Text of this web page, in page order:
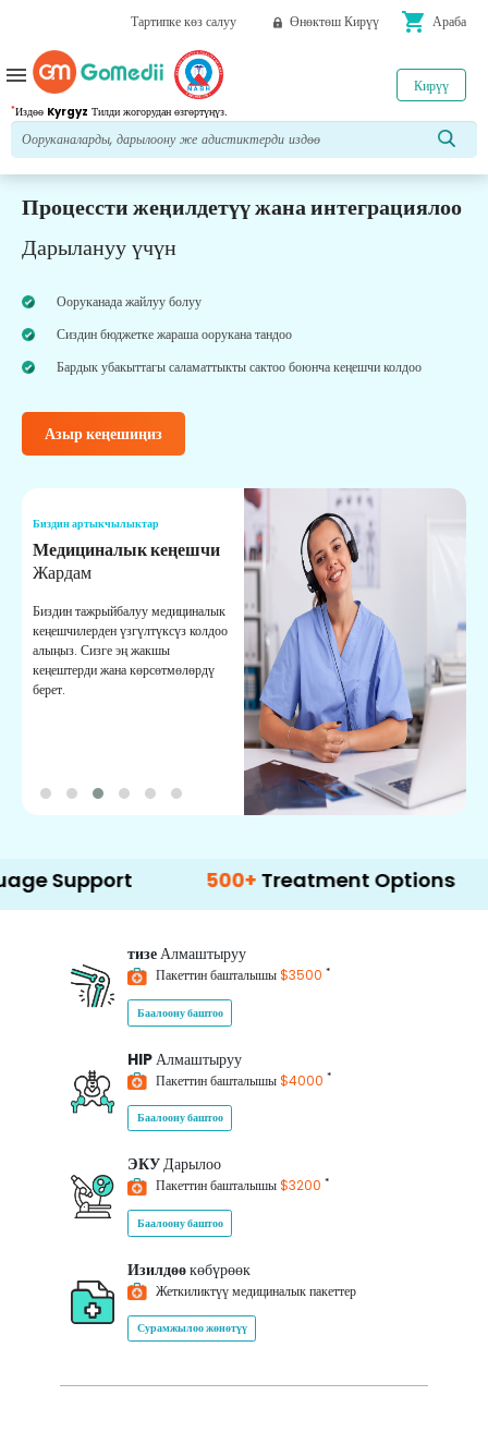
Тартипке көз салуу Өнөктөш Кирүү shopping_cart Араба
*Издөө Kyrgyz Тилди жогорудан өзгөртүңүз.
Кирүү
menu
Процессти жеңилдетүү жана интеграциялоо
Дарылануу үчүн
Ооруканада жайлуу болуу
Сиздин бюджетке жараша оорукана тандоо
Бардык убакыттагы саламаттыкты сактоо боюнча кеңешчи колдоо
Азыр кеңешиңиз
Биздин артыкчылыктар
Медициналык кеңешчи
Жардам
Биздин тажрыйбалуу медициналык
кеңешчилерден үзгүлтүксүз колдоо
алыңыз. Сизге эң жакшы
кеңештерди жана көрсөтмөлөрдү
берет.
500+ Treatment Options
тизеАлмаштыруу
Пакеттин башталышы$3500 *
Баалоону баштоо
HIPАлмаштыруу
Пакеттин башталышы$4000 *
Баалоону баштоо
ЭКУДарылоо
Пакеттин башталышы$3200 *
Баалоону баштоо
Изилдөөкөбүрөөк
Жеткиликтүү медициналык пакеттер
Сурамжылоо жөнөтүү